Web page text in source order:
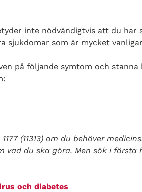
inte nödvändigtvis att du har
sjukdomar som är mycket
på följande symtom och
(11313) om du behöver
vad du ska göra. Men sök i
och diabetes